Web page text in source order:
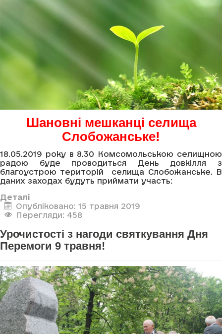
Шановні мешканці селища
Слобожанське!
18.05.2019 року в 8.30 Комсомольською селищною
радою буде проводиться День довкілля з
благоустрою територій селища Слобожанське. В
даних заходах будуть приймати участь:
Деталі
Опубліковано: 15 травня 2019
Перегляди: 458
Урочистості з нагоди святкування Дня
Перемоги 9 травня!